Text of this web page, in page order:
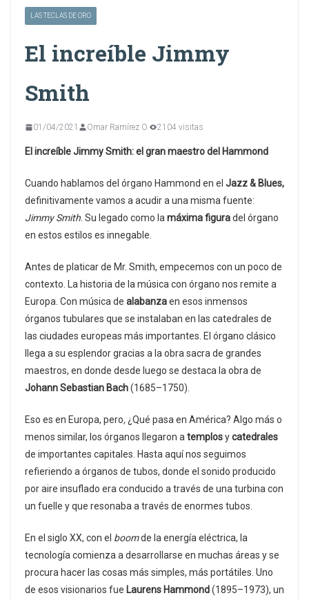
LAS TECLAS DE ORO
El increíble Jimmy
Smith
01/04/2021 Omar Ramírez O. 2104 visitas
El increíble Jimmy Smith: el gran maestro del Hammond
Cuando hablamos del órgano Hammond en el Jazz & Blues,
definitivamente vamos a acudir a una misma fuente:
Jimmy Smith . Su legado como la máxima figuradel órgano
en estos estilos es innegable.
Antes de platicar de Mr. Smith, empecemos con un poco de
contexto. La historia de la música con órgano nos remite a
Europa. Con música de alabanzaen esos inmensos
órganos tubulares que se instalaban en las catedrales de
las ciudades europeas más importantes. El órgano clásico
llega a su esplendor gracias a la obra sacra de grandes
maestros, en donde desde luego se destaca la obra de
Johann Sebastian Bach(1685–1750).
Eso es en Europa, pero, ¿Qué pasa en América? Algo más o
menos similar, los órganos llegaron a templosycatedrales
de importantes capitales. Hasta aquí nos seguimos
refieriendo a órganos de tubos, donde el sonido producido
por aire insuflado era conducido a través de una turbina con
un fuelle y que resonaba a través de enormes tubos.
En el siglo XX, con el boomde la energía eléctrica, la
tecnología comienza a desarrollarse en muchas áreas y se
procura hacer las cosas más simples, más portátiles. Uno
de esos visionarios fue Laurens Hammond(1895–1973), un